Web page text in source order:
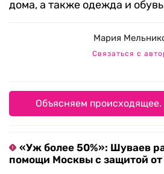
дома, а также одежда и
Мария
Связаться с
Объясняем происходящее.
«Уж более 50%»: Шуваев
помощи Москвы с защитой